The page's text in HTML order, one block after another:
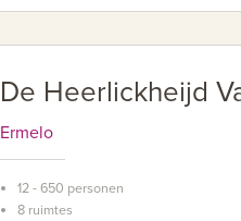
De Heerlickheijd
Ermelo
12 - 650 personen
8 ruimtes